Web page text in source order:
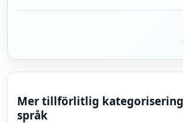
Mer tillförlitlig
språk